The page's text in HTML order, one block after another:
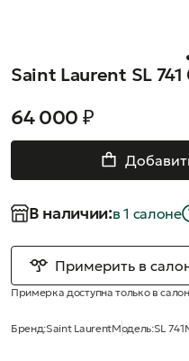
Saint Laurent SL
64 000 ₽
В наличии:в 1 салонe
Примерить в
Примерка доступна только в
Бренд:Saint LaurentМодель:SL 741